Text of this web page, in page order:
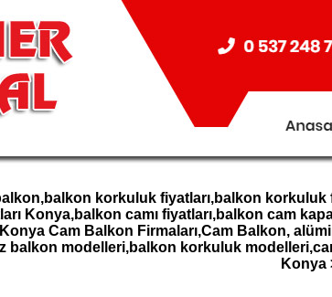
korkuluk fiyatları,balkon
Konya,balkon camı fiyatları,balkon cam
Cam Balkon Firmaları,Cam Balkon,
balkon modelleri,balkon korkuluk
Konya